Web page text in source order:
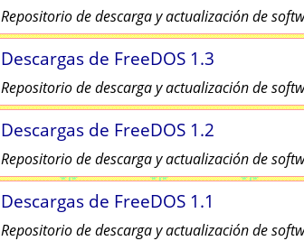
Repositorio de descarga y actualización de
Descargas de FreeDOS 1.3
Repositorio de descarga y actualización de
Descargas de FreeDOS 1.2
Repositorio de descarga y actualización de
Descargas de FreeDOS 1.1
Repositorio de descarga y actualización de